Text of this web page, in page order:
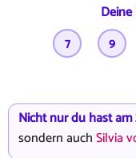
7 9
Nicht nur du hast
sondern auchSilvia